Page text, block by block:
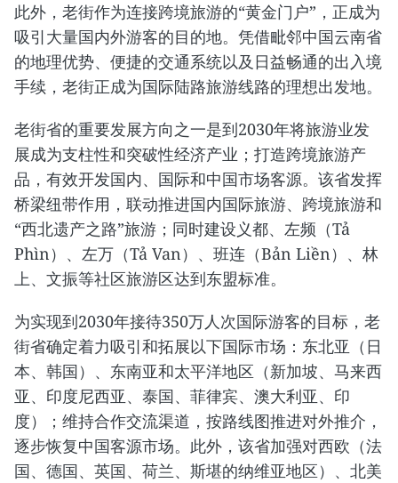
此外，老街作为连接跨境旅游的“黄金门户”，正成为
吸引大量国内外游客的目的地。凭借毗邻中国云南省
的地理优势、便捷的交通系统以及日益畅通的出入境
手续，老街正成为国际陆路旅游线路的理想出发地。
老街省的重要发展方向之一是到2030年将旅游业发
展成为支柱性和突破性经济产业；打造跨境旅游产
品，有效开发国内、国际和中国市场客源。该省发挥
桥梁纽带作用，联动推进国内国际旅游、跨境旅游和
“西北遗产之路”旅游；同时建设义都、左频（Tả
Phìn）、左万（Tả Van）、班连（Bản Liền）、林
上、文振等社区旅游区达到东盟标准。
为实现到2030年接待350万人次国际游客的目标，老
街省确定着力吸引和拓展以下国际市场：东北亚（日
本、韩国）、东南亚和太平洋地区（新加坡、马来西
亚、印度尼西亚、泰国、菲律宾、澳大利亚、印
度）；维持合作交流渠道，按路线图推进对外推介，
逐步恢复中国客源市场。此外，该省加强对西欧（法
国、德国、英国、荷兰、斯堪的纳维亚地区）、北美